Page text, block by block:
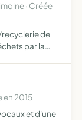
· Créée
de
par la
en 2015
et d'une